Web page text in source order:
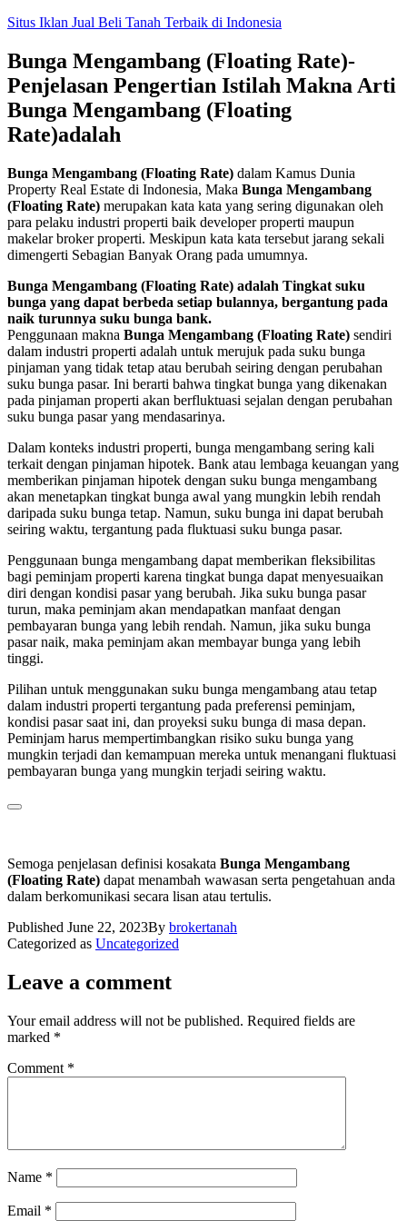
Skip
content
Situs Iklan Jual Beli Tanah Terbaik di Indonesia
Bunga Mengambang (Floating Rate)-
Penjelasan Pengertian Istilah Makna Arti
Bunga Mengambang (Floating
Rate)adalah
Bunga Mengambang (Floating Rate) dalam Kamus Dunia
Property Real Estate di Indonesia, Maka Bunga Mengambang
(Floating Rate) merupakan kata kata yang sering digunakan oleh
para pelaku industri properti baik developer properti maupun
makelar broker properti. Meskipun kata kata tersebut jarang sekali
dimengerti Sebagian Banyak Orang pada umumnya.
Bunga Mengambang (Floating Rate) adalah Tingkat suku
bunga yang dapat berbeda setiap bulannya, bergantung pada
naik turunnya suku bunga bank.
Penggunaan makna Bunga Mengambang (Floating Rate) sendiri
dalam industri properti adalah untuk merujuk pada suku bunga
pinjaman yang tidak tetap atau berubah seiring dengan perubahan
suku bunga pasar. Ini berarti bahwa tingkat bunga yang dikenakan
pada pinjaman properti akan berfluktuasi sejalan dengan perubahan
suku bunga pasar yang mendasarinya.
Dalam konteks industri properti, bunga mengambang sering kali
terkait dengan pinjaman hipotek. Bank atau lembaga keuangan yang
memberikan pinjaman hipotek dengan suku bunga mengambang
akan menetapkan tingkat bunga awal yang mungkin lebih rendah
daripada suku bunga tetap. Namun, suku bunga ini dapat berubah
seiring waktu, tergantung pada fluktuasi suku bunga pasar.
Penggunaan bunga mengambang dapat memberikan fleksibilitas
bagi peminjam properti karena tingkat bunga dapat menyesuaikan
diri dengan kondisi pasar yang berubah. Jika suku bunga pasar
turun, maka peminjam akan mendapatkan manfaat dengan
pembayaran bunga yang lebih rendah. Namun, jika suku bunga
pasar naik, maka peminjam akan membayar bunga yang lebih
tinggi.
Pilihan untuk menggunakan suku bunga mengambang atau tetap
dalam industri properti tergantung pada preferensi peminjam,
kondisi pasar saat ini, dan proyeksi suku bunga di masa depan.
Peminjam harus mempertimbangkan risiko suku bunga yang
mungkin terjadi dan kemampuan mereka untuk menangani fluktuasi
pembayaran bunga yang mungkin terjadi seiring waktu.
Semoga penjelasan definisi kosakata Bunga Mengambang
(Floating Rate) dapat menambah wawasan serta pengetahuan anda
dalam berkomunikasi secara lisan atau tertulis.
Published June 22, 2023By brokertanah
Categorized as Uncategorized
Leave a comment
Your email address will not be published. Required fields are
marked *
Comment *
Name *
Email *